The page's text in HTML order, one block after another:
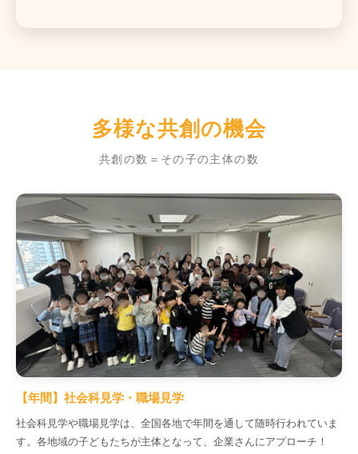
多様な共創の機会
共創の数＝その子の主体の数
【年間】社会科見学・職場見学
社会科見学や職場見学は、全国各地で年間を通して随時行われていま
す。各地域の子どもたちが主体となって、企業さんにアプローチ！